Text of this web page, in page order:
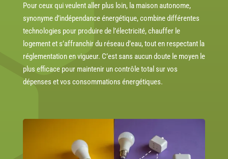
Pour ceux qui veulent aller plus loin, la maison autonome,
synonyme d’indépendance énergétique, combine différentes
technologies pour produire de l’électricité, chauffer le
logement et s’affranchir du réseau d’eau, tout en respectant la
réglementation en vigueur. C’est sans aucun doute le moyen le
plus efficace pour maintenir un contrôle total sur vos
dépenses et vos consommations énergétiques.